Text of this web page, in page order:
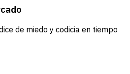
de miedo y codicia en tiempo